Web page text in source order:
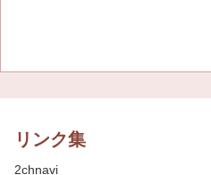
リンク集
2chnavi